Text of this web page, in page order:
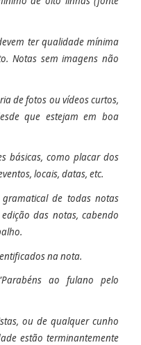
ter qualidade mínima
Notas sem imagens não
de fotos ou vídeos curtos,
que estejam em boa
básicas, como placar dos
locais, datas, etc.
de todas notas
das notas, cabendo
na nota.
ao fulano pelo
ou de qualquer cunho
estão terminantemente